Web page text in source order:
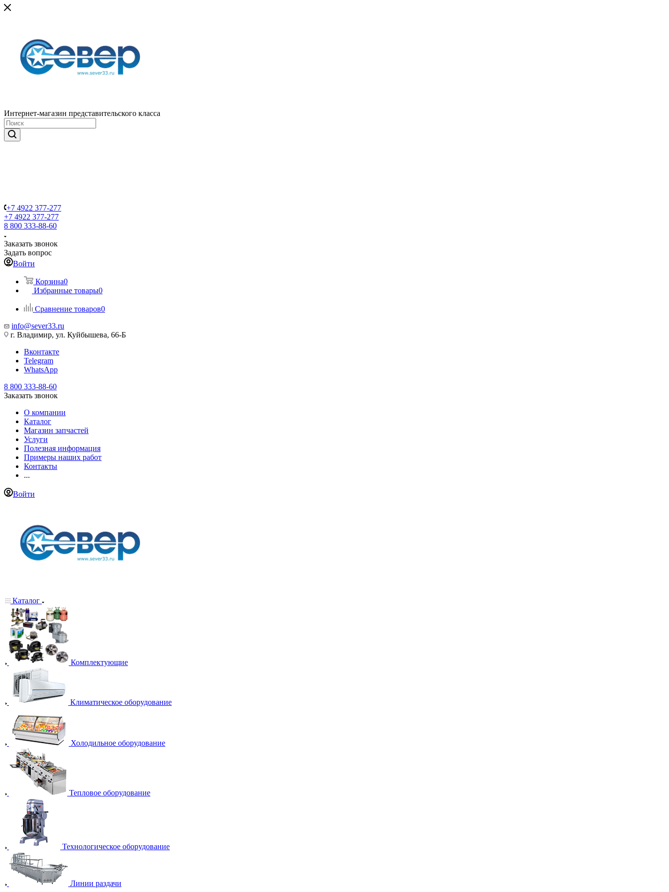
Интернет-магазин представительского класса
+7 4922 377-277
+7 4922 377-277
8 800 333-88-60
Заказать звонок
Задать вопрос
Войти
Корзина0
Избранные товары0
Сравнение товаров0
info@sever33.ru
г. Владимир, ул. Куйбышева, 66-Б
Вконтакте
Telegram
WhatsApp
8 800 333-88-60
Заказать звонок
О компании
Каталог
Магазин запчастей
Услуги
Полезная информация
Примеры наших работ
Контакты
...
Войти
Каталог
Комплектующие
Климатическое оборудование
Холодильное оборудование
Тепловое оборудование
Технологическое оборудование
Линии раздачи